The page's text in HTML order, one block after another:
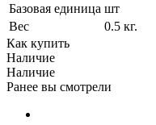
Базовая единица шт
Вес
0.5 кг.
Как купить
Наличие
Наличие
Ранее вы смотрели